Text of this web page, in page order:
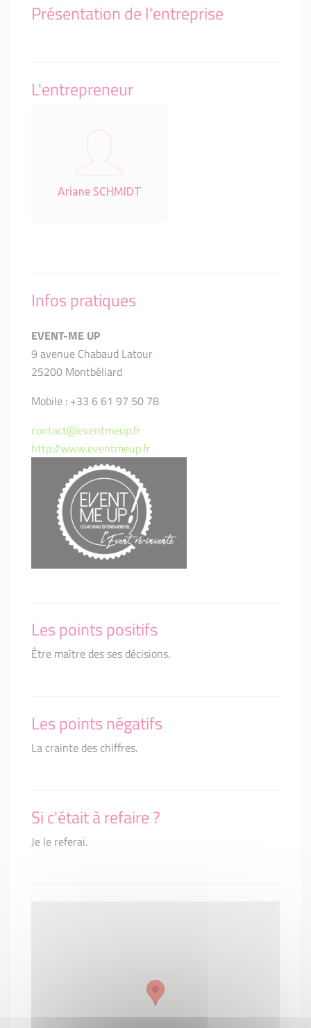
Présentation de l'entreprise
L'entrepreneur
Ariane SCHMIDT
Infos pratiques
EVENT-ME UP
9 avenue Chabaud Latour
25200 Montbéliard
Mobile : +33 6 61 97 50 78
contact@eventmeup.fr
http://www.eventmeup.fr
Les points positifs
Être maître des ses décisions.
Les points négatifs
La crainte des chiffres.
Si c'était à refaire ?
Je le referai.